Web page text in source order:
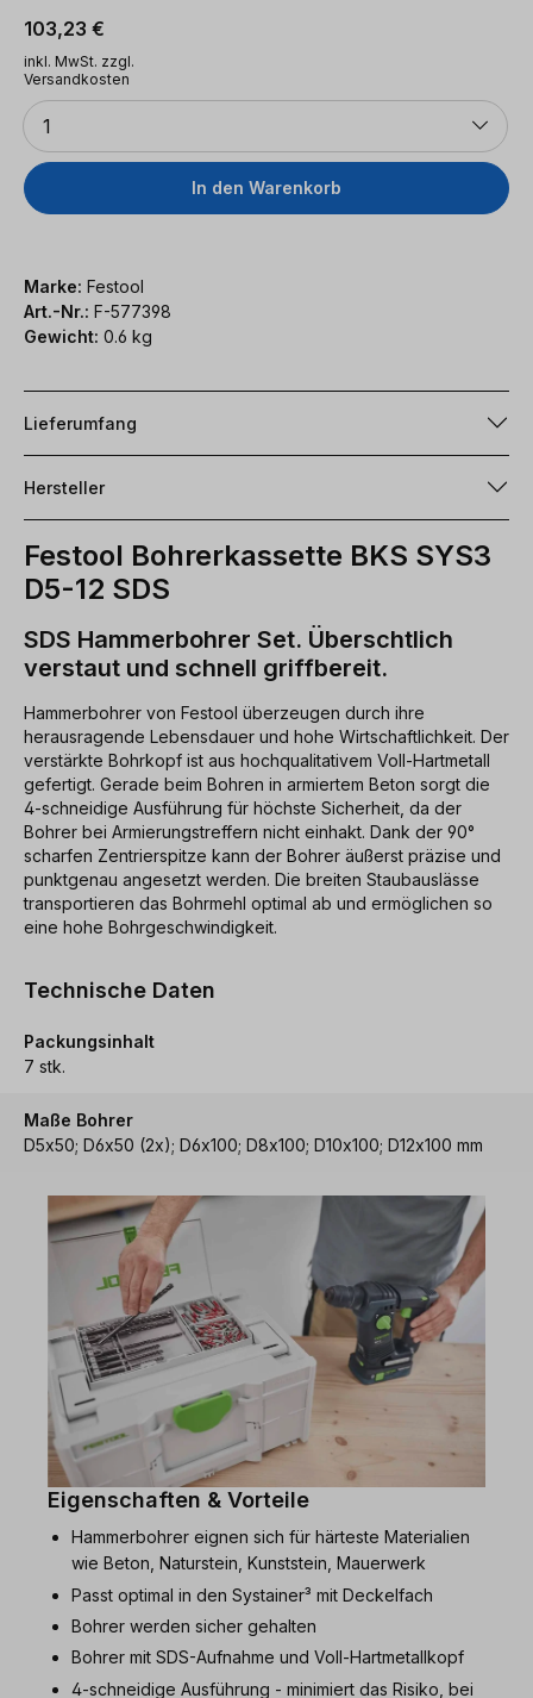
Regulärer Preis:
103,23 €
inkl. MwSt. zzgl.
Versandkosten
Anzahl
1
In den Warenkorb
Marke: Festool
Art.-Nr.: F-577398
Gewicht: 0.6 kg
Lieferumfang
Hersteller
Festool Bohrerkassette BKS SYS3
D5-12 SDS
SDS Hammerbohrer Set. Überschtlich
verstaut und schnell griffbereit.
Hammerbohrer von Festool überzeugen durch ihre
herausragende Lebensdauer und hohe Wirtschaftlichkeit. Der
verstärkte Bohrkopf ist aus hochqualitativem Voll-Hartmetall
gefertigt. Gerade beim Bohren in armiertem Beton sorgt die
4-schneidige Ausführung für höchste Sicherheit, da der
Bohrer bei Armierungstreffern nicht einhakt. Dank der 90°
scharfen Zentrierspitze kann der Bohrer äußerst präzise und
punktgenau angesetzt werden. Die breiten Staubauslässe
transportieren das Bohrmehl optimal ab und ermöglichen so
eine hohe Bohrgeschwindigkeit.
Technische Daten
Packungsinhalt
7 stk.
Maße Bohrer
D5x50; D6x50 (2x); D6x100; D8x100; D10x100; D12x100 mm
Eigenschaften & Vorteile
Hammerbohrer eignen sich für härteste Materialien
wie Beton, Naturstein, Kunststein, Mauerwerk
Passt optimal in den Systainer³ mit Deckelfach
Bohrer werden sicher gehalten
Bohrer mit SDS-Aufnahme und Voll-Hartmetallkopf
4-schneidige Ausführung - minimiert das Risiko, bei